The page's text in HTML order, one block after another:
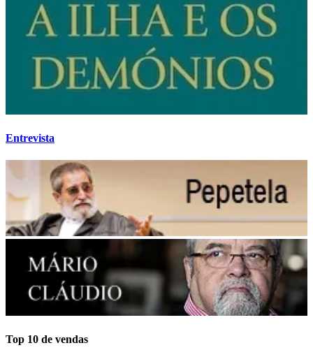
Entrevista
Top 10 de vendas